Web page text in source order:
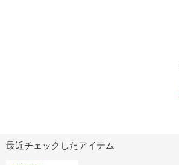
最近チェックしたアイテム